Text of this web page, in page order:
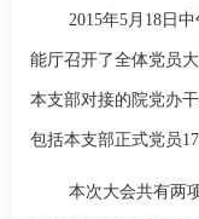
2015年5月 18 日
能厅召开了全体党员
本支部对接的院党办
包括本支部正式党员17
本次大会共有两